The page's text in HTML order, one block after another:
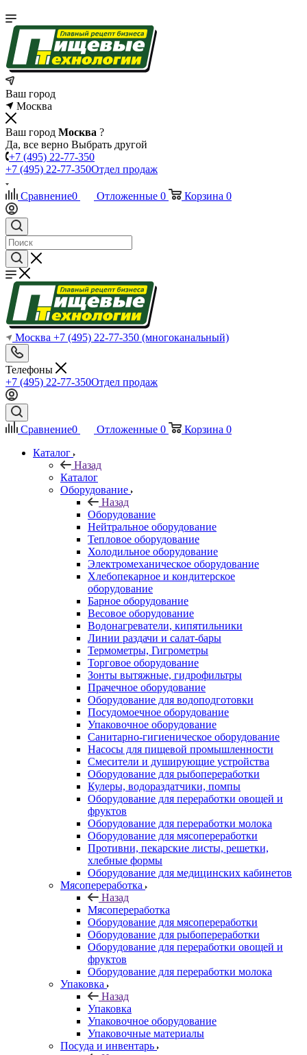
Ваш город
Москва
Ваш город Москва ?
Да, все верно Выбрать другой
+7 (495) 22-77-350
+7 (495) 22-77-350Отдел продаж
Сравнение0 Отложенные 0 Корзина 0
Москва +7 (495) 22-77-350 (многоканальный)
Телефоны
+7 (495) 22-77-350Отдел продаж
Сравнение0 Отложенные 0 Корзина 0
Каталог
Назад
Каталог
Оборудование
Назад
Оборудование
Нейтральное оборудование
Тепловое оборудование
Холодильное оборудование
Электромеханическое оборудование
Хлебопекарное и кондитерское
оборудование
Барное оборудование
Весовое оборудование
Водонагреватели, кипятильники
Линии раздачи и салат-бары
Термометры, Гигрометры
Торговое оборудование
Зонты вытяжные, гидрофильтры
Прачечное оборудование
Оборудование для водоподготовки
Посудомоечное оборудование
Упаковочное оборудование
Санитарно-гигиеническое оборудование
Насосы для пищевой промышленности
Смесители и душирующие устройства
Оборудование для рыбопереработки
Кулеры, водораздатчики, помпы
Оборудование для переработки овощей и
фруктов
Оборудование для переработки молока
Оборудование для мясопереработки
Противни, пекарские листы, решетки,
хлебные формы
Оборудование для медицинских кабинетов
Мясопереработка
Назад
Мясопереработка
Оборудование для мясопереработки
Оборудование для рыбопереработки
Оборудование для переработки овощей и
фруктов
Оборудование для переработки молока
Упаковка
Назад
Упаковка
Упаковочное оборудование
Упаковочные материалы
Посуда и инвентарь